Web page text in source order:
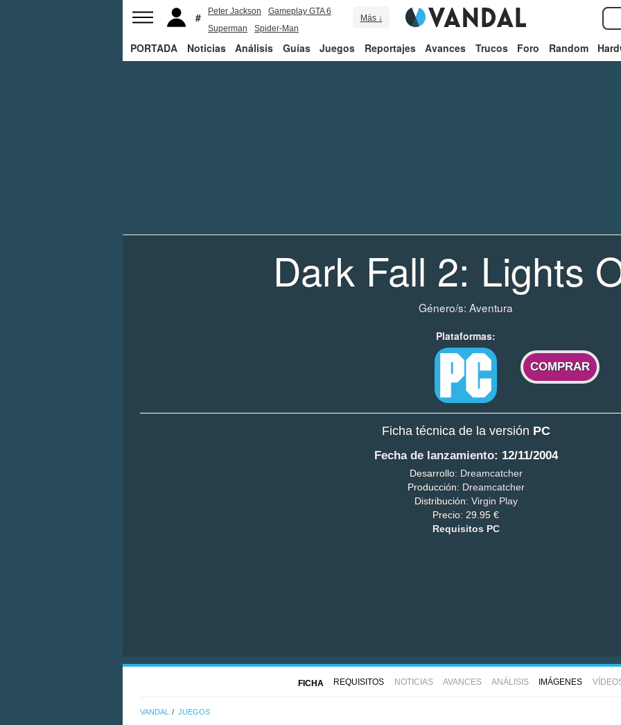
Peter Jackson
Gameplay GTA 6
Superman
Spider-Man
Más ↓
PORTADA Noticias Análisis Guías Juegos Reportajes Avances Trucos Foro Random
Dark Fall 2: Lights
Género/s: Aventura
Plataformas:
COMPRAR
Ficha técnica de la versión PC
Fecha de lanzamiento: 12/11/2004
Desarrollo: Dreamcatcher
Producción: Dreamcatcher
Distribución: Virgin Play
Precio: 29.95 €
Requisitos PC
FICHA REQUISITOS NOTICIAS AVANCES ANÁLISIS IMÁGENES
VANDAL JUEGOS